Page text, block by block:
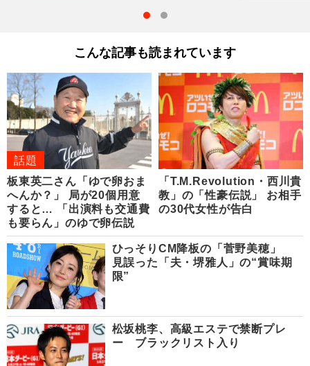
こんな記事も読まれています
話題
板東英二さん「ゆで卵おま
へんか？」 局が20個用意
すると… 「出演料も交通費
も要らん」のゆで卵伝説
「T.M.Revolution・西川貴
教」の「性豪伝説」 お相手
の30代女性が告白
ひっそりCM降板の「菅野美穂」
見誤った「夫・堺雅人」の“賞味期
限”
松坂桃李、高級エステで禁断プレ
ー ブラックリスト入り